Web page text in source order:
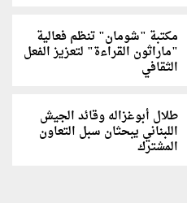
مكتبة "شومان" تنظم فعالية
"ماراثون القراءة" لتعزيز الفعل
الثقافي
طلال أبوغزاله وقائد الجيش
اللبناني يبحثان سبل التعاون
المشترك